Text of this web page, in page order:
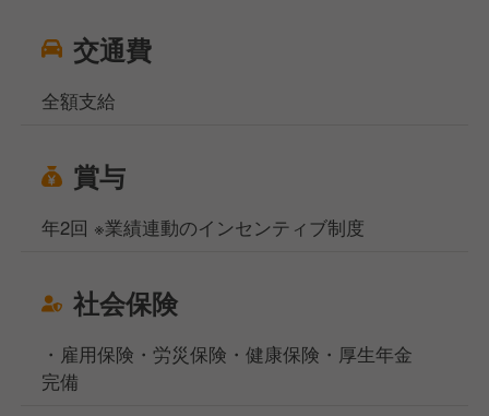
交通費
全額支給
賞与
年2回 ※業績連動のインセンティブ制度
社会保険
・雇用保険・労災保険・健康保険・厚生年金
完備